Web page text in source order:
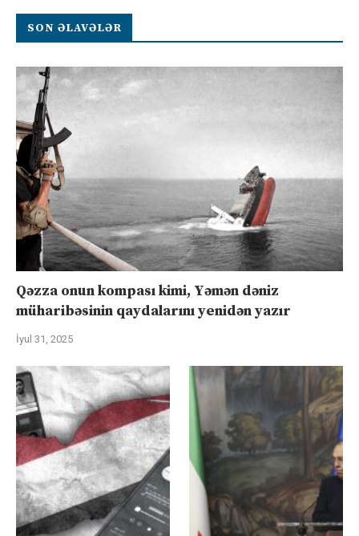
SON ƏLAVƏLƏR
Qəzza onun kompası kimi, Yəmən dəniz
müharibəsinin qaydalarını yenidən yazır
İyul 31, 2025